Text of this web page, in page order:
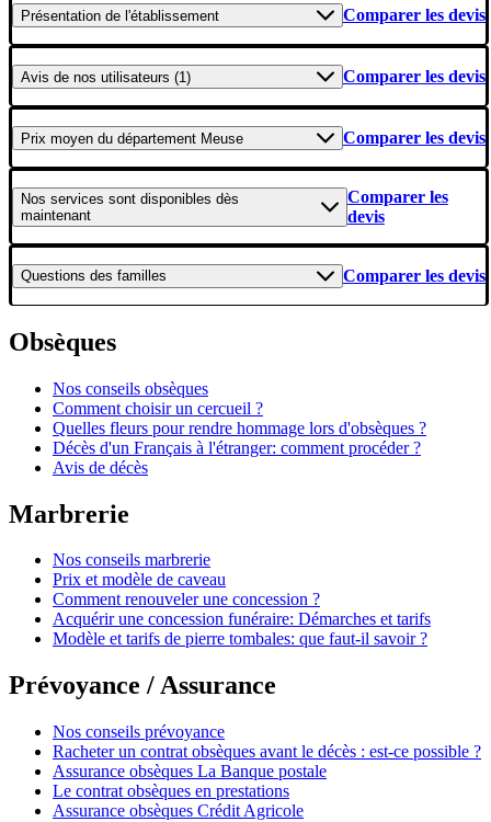
Présentation de l'établissement Comparer les devis
Avis de nos utilisateurs (1) Comparer les devis
Prix moyen du département Meuse Comparer les devis
Nos services sont disponibles dès
maintenant
Comparer les
devis
Questions des familles Comparer les devis
Obsèques
Nos conseils obsèques
Comment choisir un cercueil ?
Quelles fleurs pour rendre hommage lors d'obsèques ?
Décès d'un Français à l'étranger: comment procéder ?
Avis de décès
Marbrerie
Nos conseils marbrerie
Prix et modèle de caveau
Comment renouveler une concession ?
Acquérir une concession funéraire: Démarches et tarifs
Modèle et tarifs de pierre tombales: que faut-il savoir ?
Prévoyance / Assurance
Nos conseils prévoyance
Racheter un contrat obsèques avant le décès : est-ce possible ?
Assurance obsèques La Banque postale
Le contrat obsèques en prestations
Assurance obsèques Crédit Agricole